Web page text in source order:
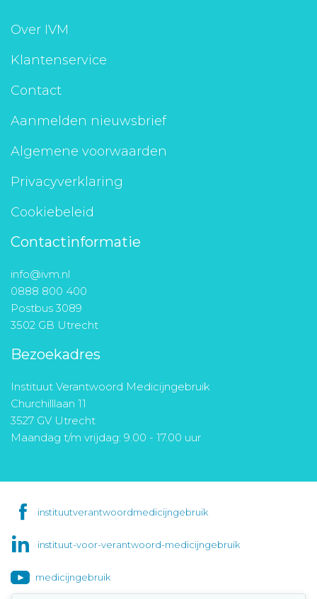
Over IVM
Klantenservice
Contact
Aanmelden nieuwsbrief
Algemene voorwaarden
Privacyverklaring
Cookiebeleid
Contactinformatie
info@ivm.nl
0888 800 400
Postbus 3089
3502 GB Utrecht
Bezoekadres
Instituut Verantwoord Medicijngebruik
Churchilllaan 11
3527 GV Utrecht
Maandag t/m vrijdag: 9.00 - 17.00 uur
instituutverantwoordmedicijngebruik
instituut-voor-verantwoord-medicijngebruik
medicijngebruik